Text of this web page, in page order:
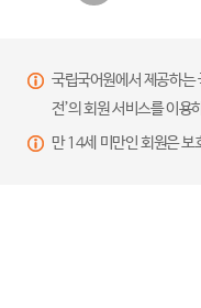
국립국어원에서 제공하는
전’의 회원 서비스를 이용
만 14세 미만인 회원은